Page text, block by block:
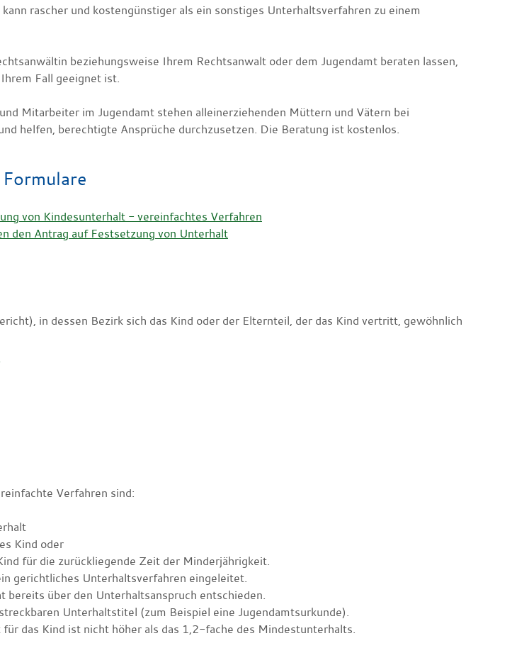
rascher und kostengünstiger als ein sonstiges Unterhaltsverfahren zu einem
beziehungsweise Ihrem Rechtsanwalt oder dem Jugendamt beraten lassen,
Fall geeignet ist.
Mitarbeiter im Jugendamt stehen alleinerziehenden Müttern und Vätern bei
helfen, berechtigte Ansprüche durchzusetzen. Die Beratung ist kostenlos.
von Kindesunterhalt - vereinfachtes Verfahren
den Antrag auf Festsetzung von Unterhalt
in dessen Bezirk sich das Kind oder der Elternteil, der das Kind vertritt, gewöhnlich
Verfahren sind:
Kind oder
für die zurückliegende Zeit der Minderjährigkeit.
gerichtliches Unterhaltsverfahren eingeleitet.
bereits über den Unterhaltsanspruch entschieden.
Unterhaltstitel (zum Beispiel eine Jugendamtsurkunde).
das Kind ist nicht höher als das 1,2-fache des Mindestunterhalts.